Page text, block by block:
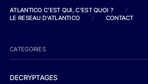
ATLANTICO C'EST QUI, C'EST QUOI ?
/
LE RESEAU D'ATLANTICO
/ CONTACT
CATEGORIES
DECRYPTAGES